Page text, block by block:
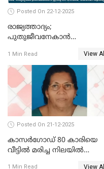
Posted On 22-12-2025
രാജ്യത്താദ്യം;
പുതുജീവനേകാൻ
എറണാകുളം സർക്കാർ
ജനറൽ
ആശുപത്രിയിലെത്തിച്ചു
1 Min Read View All
Posted On 21-12-2025
കാസർഗോഡ് 80 കാരിയെ
വീട്ടിൽ മരിച്ച നിലയിൽ
1 Min Read View All